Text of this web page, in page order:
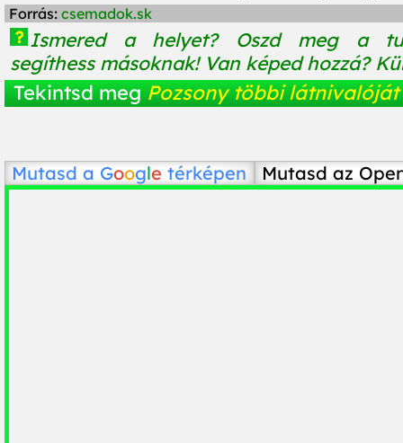
Forrás: csemadok.sk
? Ismered a helyet? Oszd meg a
segíthess másoknak! Van képed hozzá?
Tekintsd meg Pozsony többi látnivalóját
Mutasd a Google térképen Mutasd az